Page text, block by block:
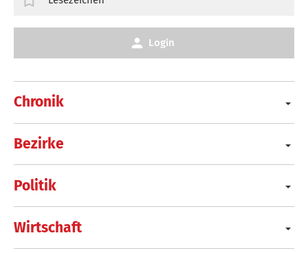
Chronik
Bezirke
Politik
Wirtschaft
Login